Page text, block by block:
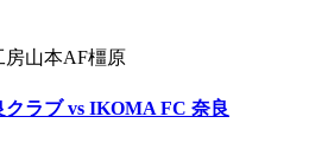
房山本AF橿原
クラブ vs IKOMA FC 奈良